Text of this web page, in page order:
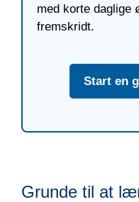
med korte daglige
fremskridt.
Start en
Grunde til at